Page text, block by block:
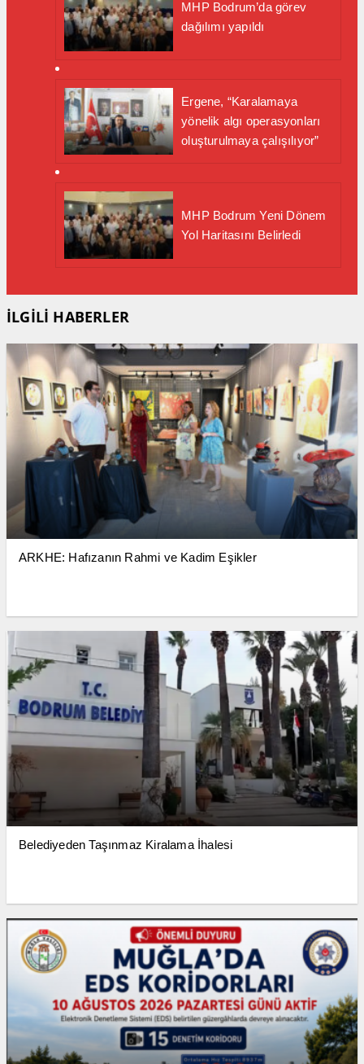
MHP Bodrum’da görev
dağılımı yapıldı
Ergene, “Karalamaya
yönelik algı operasyonları
oluşturulmaya çalışılıyor”
MHP Bodrum Yeni Dönem
Yol Haritasını Belirledi
İLGİLİ HABERLER
ARKHE: Hafızanın Rahmi ve Kadim Eşikler
Belediyeden Taşınmaz Kiralama İhalesi